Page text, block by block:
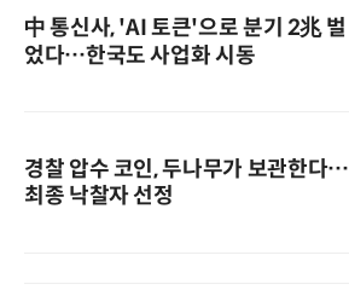
中 통신사, 'AI 토큰'으로 분기 2兆 벌
었다…한국도 사업화 시동
경찰 압수 코인, 두나무가 보관한다…
최종 낙찰자 선정